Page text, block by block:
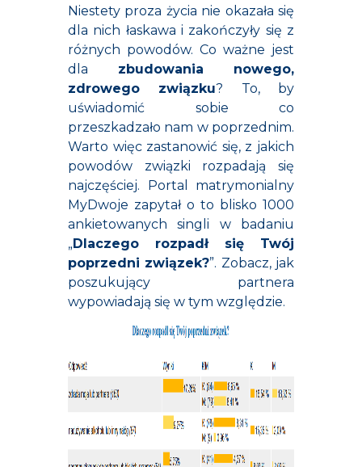
Niestety proza życia nie okazała się
dla nich łaskawa i zakończyły się z
różnych powodów. Co ważne jest
dla zbudowania nowego,
zdrowego związku? To, by
uświadomić sobie co
przeszkadzało nam w poprzednim.
Warto więc zastanowić się, z jakich
powodów związki rozpadają się
najczęściej. Portal matrymonialny
MyDwoje zapytał o to blisko 1000
ankietowanych singli w badaniu
„Dlaczego rozpadł się Twój
poprzedni związek?”. Zobacz, jak
poszukujący partnera
wypowiadają się w tym względzie.